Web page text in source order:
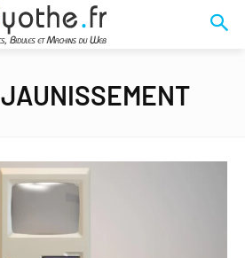
JAUNISSEMENT